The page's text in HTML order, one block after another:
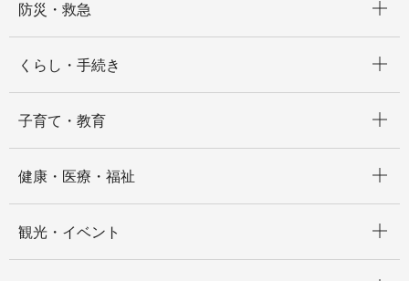
防災・救急
くらし・手続き
子育て・教育
健康・医療・福祉
観光・イベント